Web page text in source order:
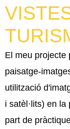
El meu projecte
paisatge-
utilització
i satèl·lits) en
part de